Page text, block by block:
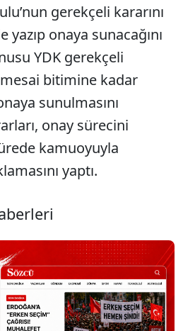
gerekçeli kararını
onaya sunacağını
YDK gerekçeli
bitimine kadar
sunulmasını
onay sürecini
kamuoyuyla
yaptı.